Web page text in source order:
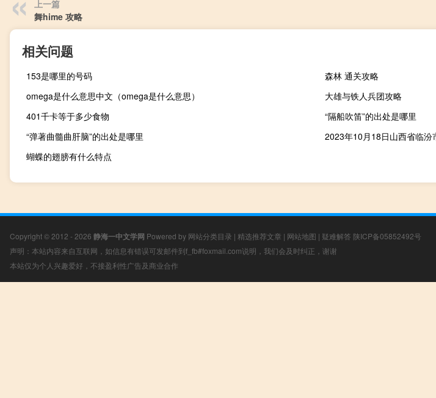
上一篇
舞hime 攻略
相关问题
153是哪里的号码
森林 通关攻略
omega是什么意思中文（omega是什么意思）
大雄与铁人兵团攻略
401千卡等于多少食物
“隔船吹笛”的出处是哪里
“弹著曲髓曲肝脑”的出处是哪里
蝴蝶的翅膀有什么特点
Copyright © 2012 - 2026 静海一中文学网 Powered by 网站分类目录 | 精选推荐文章 | 网站地图 | 疑难解答 陕ICP备05852492号
声明：本站内容来自互联网，如信息有错误可发邮件到f_fb#foxmail.com说明，我们会及时纠正，谢谢
本站仅为个人兴趣爱好，不接盈利性广告及商业合作